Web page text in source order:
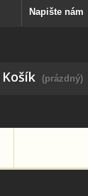
Napište nám
Košík (prázdný)